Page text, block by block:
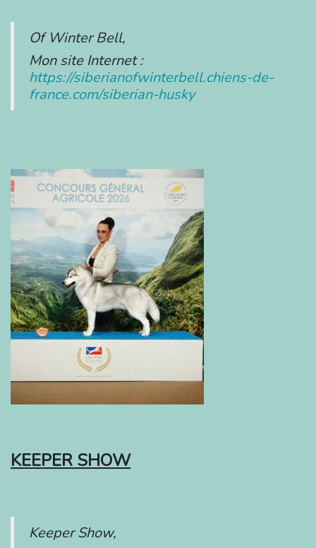
Of Winter Bell,
Mon site Internet :
https://siberianofwinterbell.chiens-de-
france.com/siberian-husky
KEEPER SHOW
Keeper Show,